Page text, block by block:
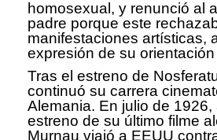
homosexual, y renunció al
padre porque este
manifestaciones artísticas,
expresión de su
Tras el estreno de
continuó su carrera
Alemania. En julio de 1926,
estreno de su último filme
Murnau viajó a EEUU